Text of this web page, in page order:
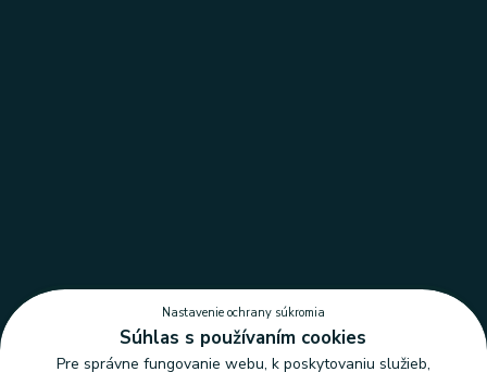
Nastavenie ochrany súkromia
Súhlas s používaním cookies
Pre správne fungovanie webu, k poskytovaniu služieb,